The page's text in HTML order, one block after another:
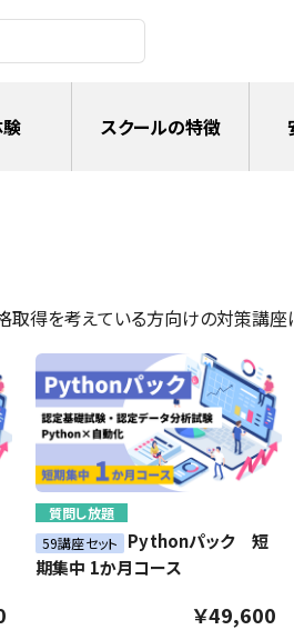
得を考えている方向けの対策講座
質問し放題
59講座セット
Pythonパック 短
期集中 1か月コース
￥49,600
スクールの特徴